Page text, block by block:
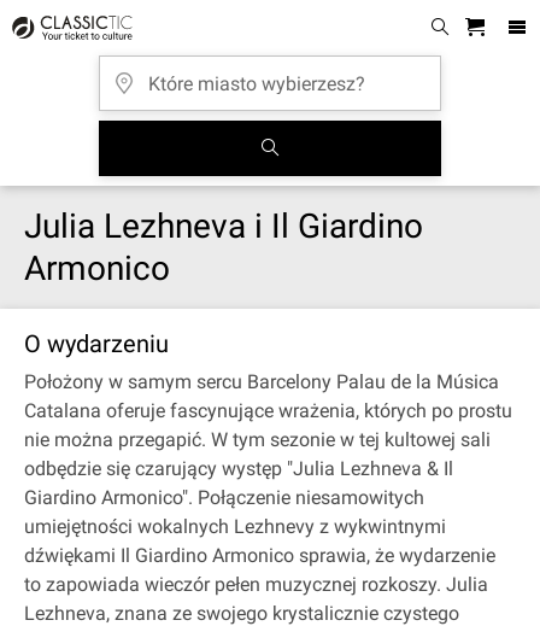
Julia Lezhneva i Il Giardino
Armonico
O wydarzeniu
Położony w samym sercu Barcelony Palau de la Música
Catalana oferuje fascynujące wrażenia, których po prostu
nie można przegapić. W tym sezonie w tej kultowej sali
odbędzie się czarujący występ "Julia Lezhneva & Il
Giardino Armonico". Połączenie niesamowitych
umiejętności wokalnych Lezhnevy z wykwintnymi
dźwiękami Il Giardino Armonico sprawia, że wydarzenie
to zapowiada wieczór pełen muzycznej rozkoszy. Julia
Lezhneva, znana ze swojego krystalicznie czystego